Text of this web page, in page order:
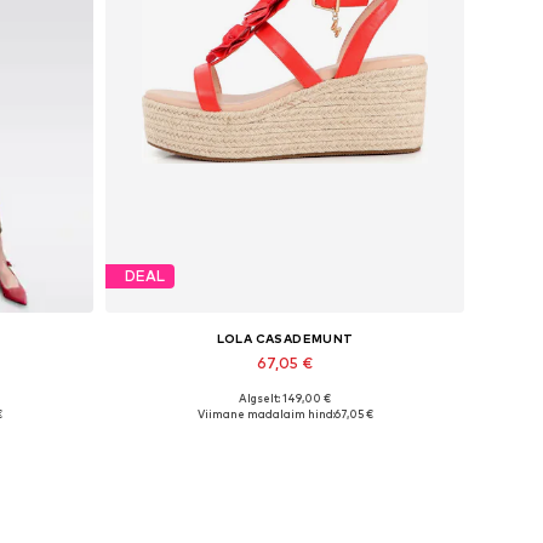
42
DEAL
LOLA CASADEMUNT
67,05 €
Saadaolevad suurused: 39, 40, 41
Algselt: 149,00 €
Viimane madalaim hind:67,05 €